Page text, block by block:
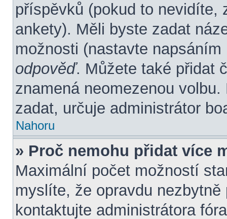
příspěvků (pokud to nevidíte,
ankety). Měli byste zadat
možnosti (nastavte
odpověď. Můžete také přidat
znamená neomezenou
zadat, určuje administrátor
Nahoru
» Proč nemohu přidat více
Maximální počet možností
myslíte, že opravdu
kontaktujte administrátora